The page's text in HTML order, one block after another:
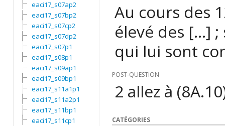
eaci17_s07ap2
eaci17_s07bp2
eaci17_s07cp2
eaci17_s07dp2
eaci17_s07p1
eaci17_s08p1
eaci17_s09ap1
eaci17_s09bp1
eaci17_s11a1p1
eaci17_s11a2p1
eaci17_s11bp1
eaci17_s11cp1
Au cours des
élevé des […] ;
qui lui sont
POST-QUESTION
2 allez à
CATÉGORIES